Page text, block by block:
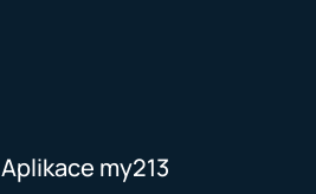
Aplikace my213